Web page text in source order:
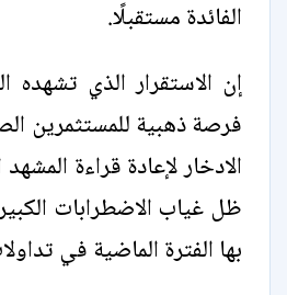
الفائدة مستقبلًا.
إن الاستقرار الذي
فرصة ذهبية للمستثمرين
الادخار لإعادة قراءة
ظل غياب الاضطرابات
بها الفترة الماضية في